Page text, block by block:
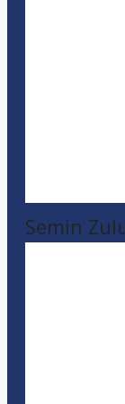
Semin